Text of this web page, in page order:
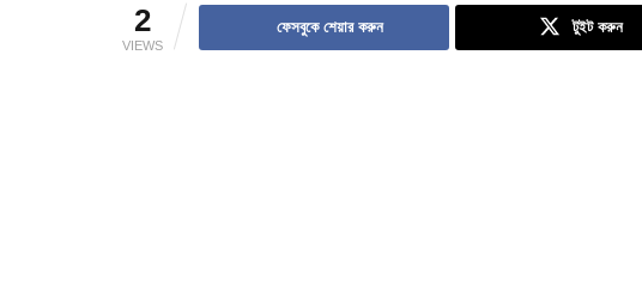
2
VIEWS
ফেসবুকে শেয়ার করুন টুইট করুন